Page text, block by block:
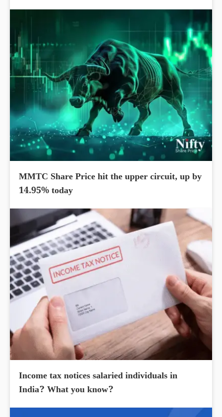
MMTC Share Price hit the upper circuit, up by
14.95% today
Income tax notices salaried individuals in
India? What you know?